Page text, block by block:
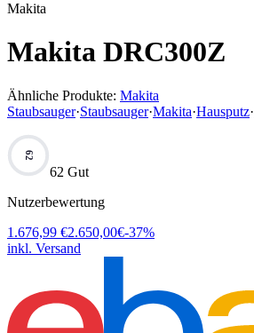
Makita
Makita DRC300Z
Ähnliche Produkte: Makita
Staubsauger·Staubsauger·Makita·Hausputz·
62
62 Gut
Nutzerbewertung
1.676,99 €2.650,00€-37%
inkl. Versand